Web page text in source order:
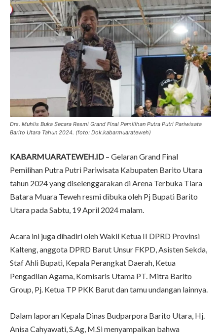
Drs. Muhlis Buka Secara Resmi Grand Final Pemilihan Putra Putri Pariwisata
Barito Utara Tahun 2024. (foto: Dok.kabarmuarateweh)
KABARMUARATEWEH.ID – Gelaran Grand Final
Pemilihan Putra Putri Pariwisata Kabupaten Barito Utara
tahun 2024 yang diselenggarakan di Arena Terbuka Tiara
Batara Muara Teweh resmi dibuka oleh Pj Bupati Barito
Utara pada Sabtu, 19 April 2024 malam.
Acara ini juga dihadiri oleh Wakil Ketua II DPRD Provinsi
Kalteng, anggota DPRD Barut Unsur FKPD, Asisten Sekda,
Staf Ahli Bupati, Kepala Perangkat Daerah, Ketua
Pengadilan Agama, Komisaris Utama PT. Mitra Barito
Group, Pj. Ketua TP PKK Barut dan tamu undangan lainnya.
Dalam laporan Kepala Dinas Budparpora Barito Utara, Hj.
Anisa Cahyawati, S.Ag, M.Si menyampaikan bahwa